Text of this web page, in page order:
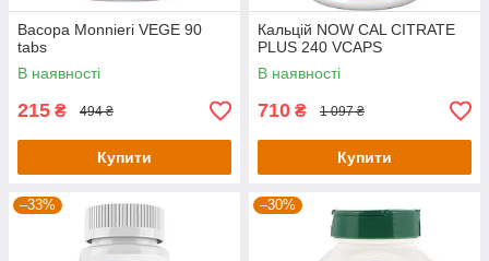
Bacopa Monnieri VEGE 90
tabs
В наявності
215 ₴ 494 ₴
Купити
Кальцій NOW CAL CITRATE
PLUS 240 VCAPS
В наявності
710 ₴ 1 097 ₴
Купити
–33% –30%